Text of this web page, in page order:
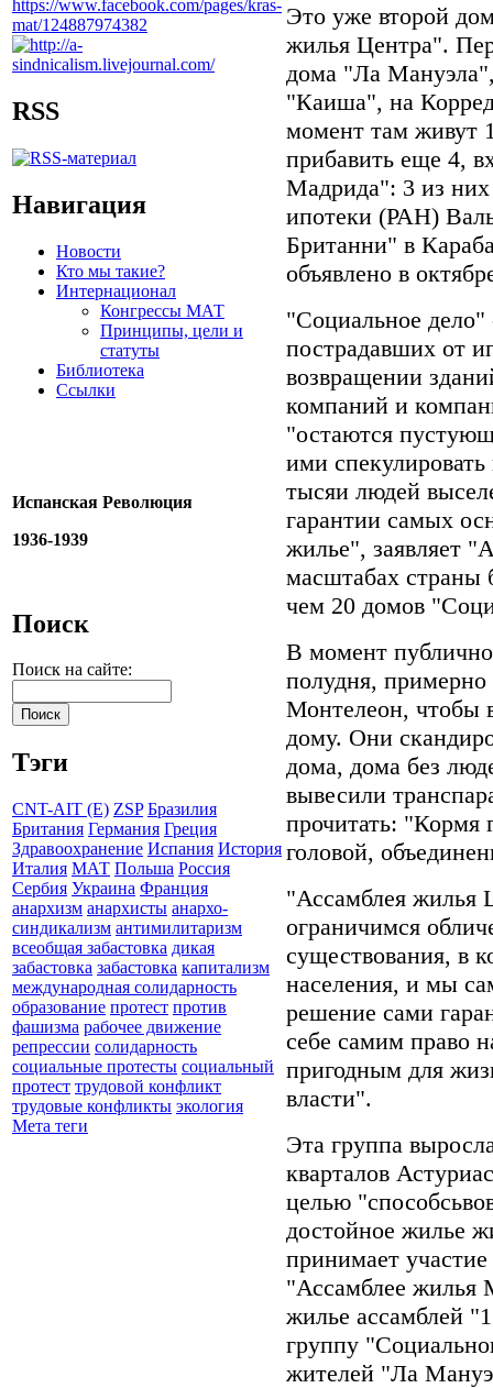
RSS
Навигация
Новости
Кто мы такие?
Интернационал
Конгрессы МАТ
Принципы, цели и
статуты
Библиотека
Ссылки
Испанская Революция
1936-1939
Поиск
Поиск на сайте:
Тэги
CNT-AIT (E) ZSP Бразилия
Британия Германия Греция
Здравоохранение Испания История
Италия МАТ Польша Россия
Сербия Украина Франция
анархизм анархисты анархо-
синдикализм антимилитаризм
всеобщая забастовка дикая
забастовка забастовка капитализм
международная солидарность
образование протест против
фашизма рабочее движение
репрессии солидарность
социальные протесты социальный
протест трудовой конфликт
трудовые конфликты экология
Мета теги
Это уже второй
жилья Центра".
дома "Ла
"Каиша", на
момент там живут
прибавить еще 4,
Мадрида": 3 из
ипотеки (РАН)
Британни" в
объявлено в
"Социальное
пострадавших от
возвращении
компаний и
"остаются
ими
тысяи людей
гарантии самых
жилье", заявляет
масштабах страны
чем 20 домов
В момент
полудня,
Монтелеон, чтобы
дому. Они
дома, дома без
вывесили
прочитать:
головой,
"Ассамблея жилья
ограничимся
существования, в
населения, и мы
решение сами
себе самим право
пригодным для
власти".
Эта группа
кварталов
целью
достойное жилье
принимает
"Ассамблее жилья
жилье ассамблей
группу
жителей "Ла